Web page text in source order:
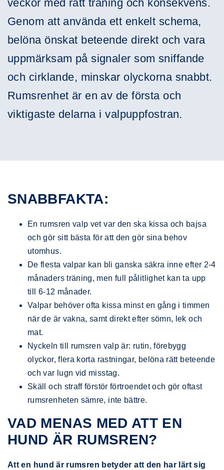
veckor med rätt träning och konsekvens.
Genom att använda ett enkelt schema,
belöna önskat beteende direkt och vara
uppmärksam på signaler som sniffande
och cirklande, minskar olyckorna snabbt.
Rumsrenhet är en av de första och
viktigaste delarna i valpuppfostran.
SNABBFAKTA:
En rumsren valp vet var den ska kissa och bajsa
och gör sitt bästa för att den gör sina behov
utomhus.
De flesta valpar kan bli ganska säkra inne efter 2-4
månaders träning, men full pålitlighet kan ta upp
till 6-12 månader.
Valpar behöver ofta kissa minst en gång i timmen
när de är vakna, samt direkt efter sömn, lek och
mat.
Nyckeln till rumsren valp är: rutin, förebygg
olyckor, flera korta rastningar, belöna rätt beteende
och var lugn vid misstag.
Skäll och straff förstör förtroendet och gör oftast
rumsrenheten sämre, inte bättre.
VAD MENAS MED ATT EN
HUND ÄR RUMSREN?
Att en hund är rumsren betyder att den har lärt sig